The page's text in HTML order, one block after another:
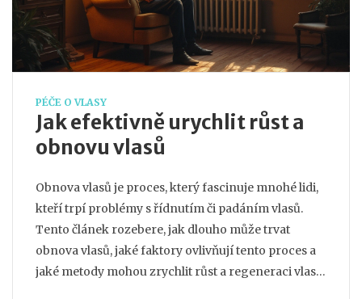
PÉČE O VLASY
Jak efektivně urychlit růst a
obnovu vlasů
Obnova vlasů je proces, který fascinuje mnohé lidi,
kteří trpí problémy s řídnutím či padáním vlasů.
Tento článek rozebere, jak dlouho může trvat
obnova vlasů, jaké faktory ovlivňují tento proces a
jaké metody mohou zrychlit růst a regeneraci vlasů.